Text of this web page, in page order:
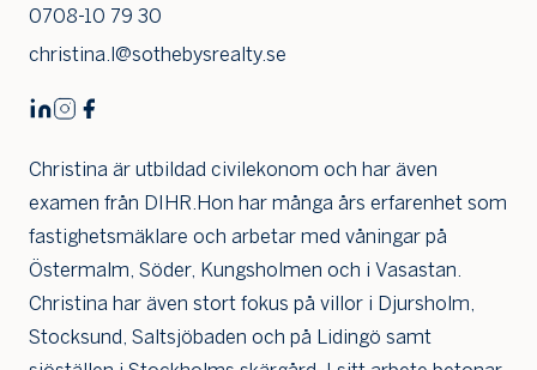
0708-10 79 30
christina.l@sothebysrealty.se
Christina är utbildad civilekonom och har även
examen från DIHR.Hon har många års erfarenhet som
fastighetsmäklare och arbetar med våningar på
Östermalm, Söder, Kungsholmen och i Vasastan.
Christina har även stort fokus på villor i Djursholm,
Stocksund, Saltsjöbaden och på Lidingö samt
Jag är intresserad Jag vill gå på visning